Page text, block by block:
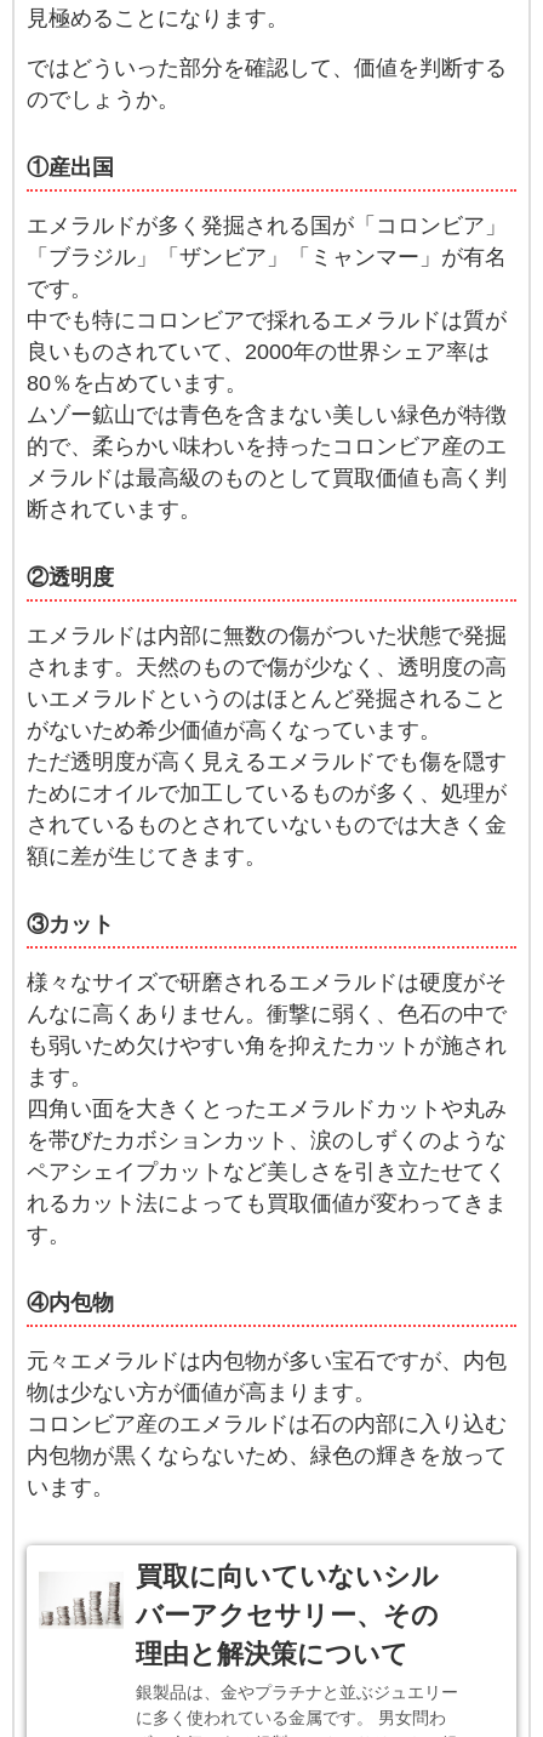
見極めることになります。
ではどういった部分を確認して、価値を判断する
のでしょうか。
①産出国
エメラルドが多く発掘される国が「コロンビア」
「ブラジル」「ザンビア」「ミャンマー」が有名
です。
中でも特にコロンビアで採れるエメラルドは質が
良いものされていて、2000年の世界シェア率は
80％を占めています。
ムゾー鉱山では青色を含まない美しい緑色が特徴
的で、柔らかい味わいを持ったコロンビア産のエ
メラルドは最高級のものとして買取価値も高く判
断されています。
②透明度
エメラルドは内部に無数の傷がついた状態で発掘
されます。天然のもので傷が少なく、透明度の高
いエメラルドというのはほとんど発掘されること
がないため希少価値が高くなっています。
ただ透明度が高く見えるエメラルドでも傷を隠す
ためにオイルで加工しているものが多く、処理が
されているものとされていないものでは大きく金
額に差が生じてきます。
③カット
様々なサイズで研磨されるエメラルドは硬度がそ
んなに高くありません。衝撃に弱く、色石の中で
も弱いため欠けやすい角を抑えたカットが施され
ます。
四角い面を大きくとったエメラルドカットや丸み
を帯びたカボションカット、涙のしずくのような
ペアシェイプカットなど美しさを引き立たせてく
れるカット法によっても買取価値が変わってきま
す。
④内包物
元々エメラルドは内包物が多い宝石ですが、内包
物は少ない方が価値が高まります。
コロンビア産のエメラルドは石の内部に入り込む
内包物が黒くならないため、緑色の輝きを放って
います。
買取に向いていないシル
バーアクセサリー、その
理由と解決策について
銀製品は、金やプラチナと並ぶジュエリー
に多く使われている金属です。 男女問わ